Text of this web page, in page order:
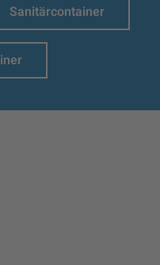
Sanitärcontainer